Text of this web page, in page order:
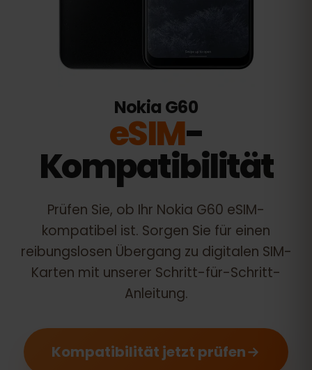
Nokia G60
eSIM-
Kompatibilität
Prüfen Sie, ob Ihr Nokia G60 eSIM-
kompatibel ist. Sorgen Sie für einen
reibungslosen Übergang zu digitalen SIM-
Karten mit unserer Schritt-für-Schritt-
Anleitung.
Kompatibilität jetzt prüfen